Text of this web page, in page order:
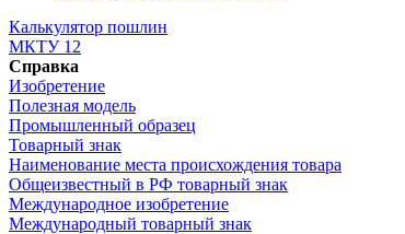
Калькулятор пошлин
МКТУ 12
Справка
Изобретение
Полезная модель
Промышленный образец
Товарный знак
Наименование места происхождения товара
Общеизвестный в РФ товарный знак
Международное изобретение
Международный товарный знак